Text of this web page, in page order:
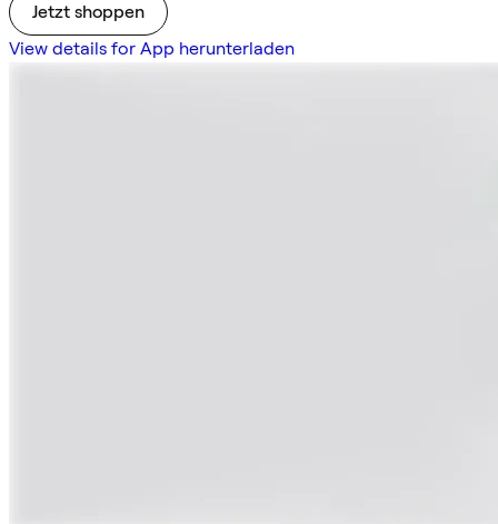
Jetzt shoppen
View details for App herunterladen